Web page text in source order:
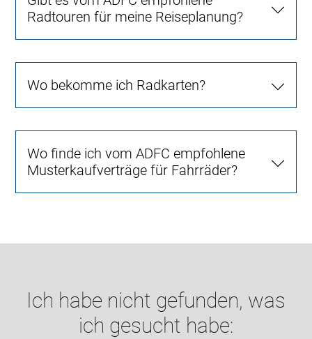
Radtouren für meine Reiseplanung?
Wo bekomme ich Radkarten?
Wo finde ich vom ADFC empfohlene
Musterkaufverträge für Fahrräder?
Ich habe nicht gefunden, was
ich gesucht habe: